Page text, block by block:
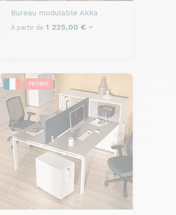
Bureau modulable Akka
À partir de 1 225,00 € HT
PROMO